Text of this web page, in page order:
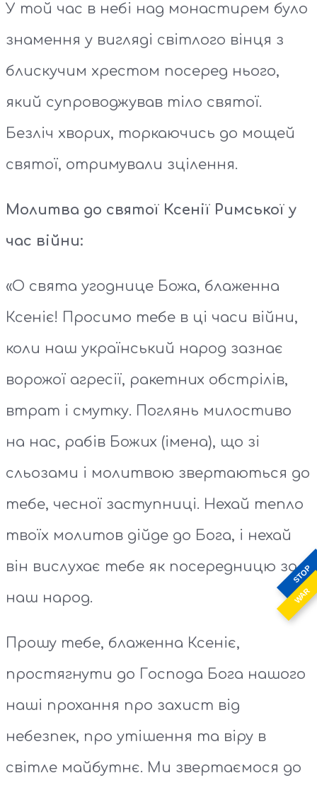
STOP
WAR
У той час в небі над монастирем було
знамення у вигляді світлого вінця з
блискучим хрестом посеред нього,
який супроводжував тіло святої.
Безліч хворих, торкаючись до мощей
святої, отримували зцілення.
Молитва до святої Ксенії Римської у
час війни:
«О свята угоднице Божа, блаженна
Ксеніє! Просимо тебе в ці часи війни,
коли наш український народ зазнає
ворожої агресії, ракетних обстрілів,
втрат і смутку. Поглянь милостиво
на нас, рабів Божих (імена), що зі
сльозами і молитвою звертаються до
тебе, чесної заступниці. Нехай тепло
твоїх молитов дійде до Бога, і нехай
він вислухає тебе як посередницю за
наш народ.
Прошу тебе, блаженна Ксеніє,
простягнути до Господа Бога нашого
наші прохання про захист від
небезпек, про утішення та віру в
світле майбутнє. Ми звертаємося до